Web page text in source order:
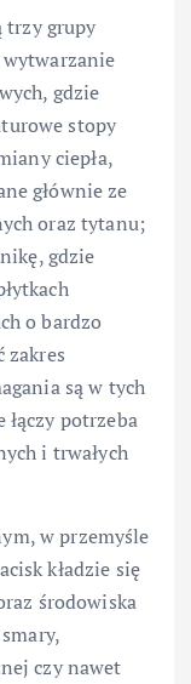
trzy grupy
gdzie
stopy
ciepła,
głównie ze
oraz tytanu;
gdzie
o bardzo
zakres
są w tych
potrzeba
i trwałych
w przemyśle
kładzie się
środowiska
czy nawet